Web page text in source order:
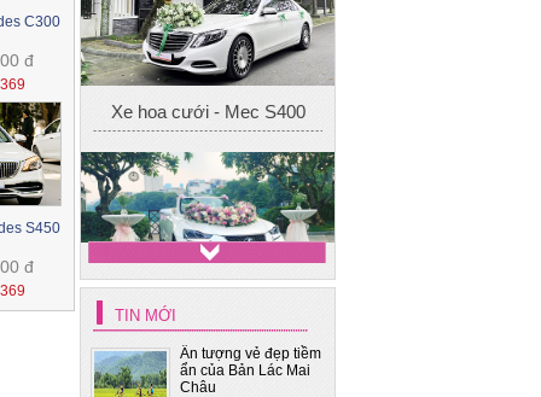
C300
đ
S450
đ
Xe cưới 4
Xe hoa cưới - BMW 325i
Xe hoa cưới Mec S450
Maybach
Xe hoa cưới - Toyota Camry
Xe hoa cưới - Mec S400
TIN MỚI
Ấn tượng vẻ đẹp tiềm
ẩn của Bản Lác Mai
Châu